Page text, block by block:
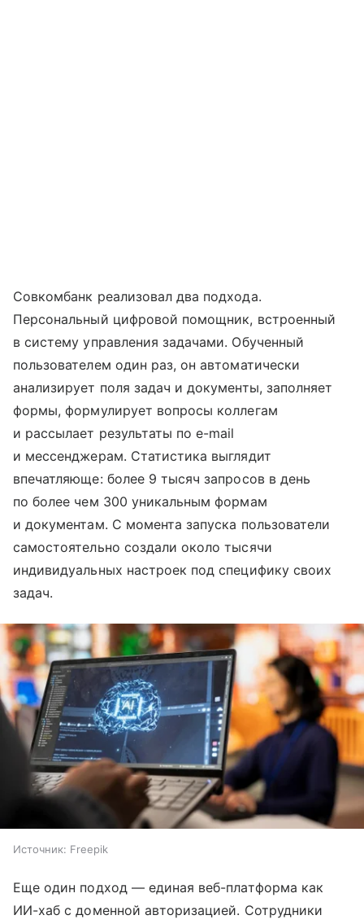
Совкомбанк реализовал два подхода.
Персональный цифровой помощник, встроенный
в систему управления задачами. Обученный
пользователем один раз, он автоматически
анализирует поля задач и документы, заполняет
формы, формулирует вопросы коллегам
и рассылает результаты по e-mail
и мессенджерам. Статистика выглядит
впечатляюще: более 9 тысяч запросов в день
по более чем 300 уникальным формам
и документам. С момента запуска пользователи
самостоятельно создали около тысячи
индивидуальных настроек под специфику своих
задач.
Источник: Freepik
Еще один подход — единая веб-платформа как
ИИ-хаб с доменной авторизацией. Сотрудники